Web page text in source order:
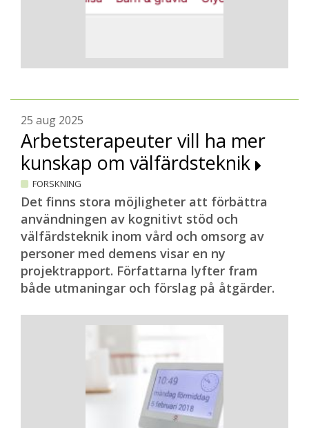
25 aug 2025
Arbetsterapeuter vill ha mer
kunskap om välfärdsteknik
FORSKNING
Det finns stora möjligheter att förbättra
användningen av kognitivt stöd och
välfärdsteknik inom vård och omsorg av
personer med demens visar en ny
projektrapport. Författarna lyfter fram
både utmaningar och förslag på åtgärder.